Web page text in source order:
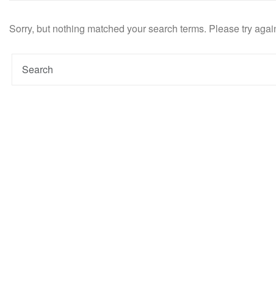
Sorry, but nothing matched your search terms. Please try